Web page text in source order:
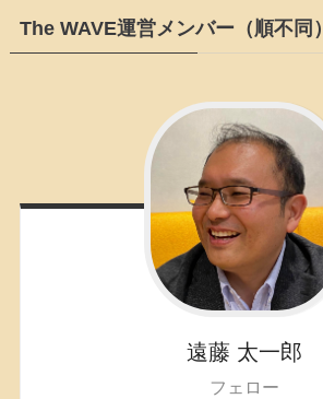
The WAVE運営メンバー（順不同）
遠藤 太一郎
フェロー